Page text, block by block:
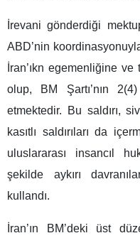
İrevani gönderdiği
ABD’nin
İran’ıkn egemenliğine
olup, BM Şartı’nın
etmektedir. Bu saldırı,
kasıtlı saldırıları da
uluslararası insancıl
şekilde aykırı
kullandı.
İran’ın BM’deki üst